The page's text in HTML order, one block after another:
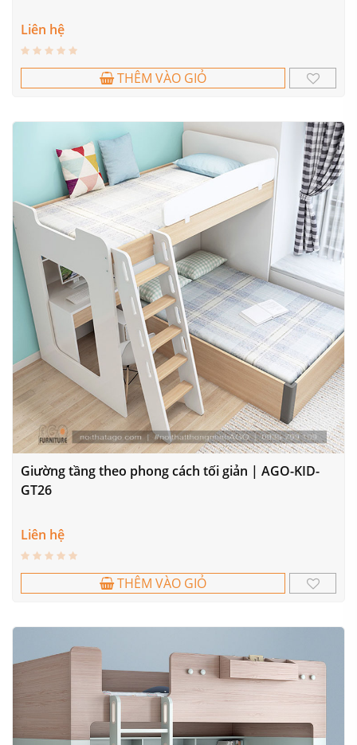
Liên hệ
THÊM VÀO GIỎ
Giường tầng theo phong cách tối giản | AGO-KID-
GT26
Liên hệ
THÊM VÀO GIỎ